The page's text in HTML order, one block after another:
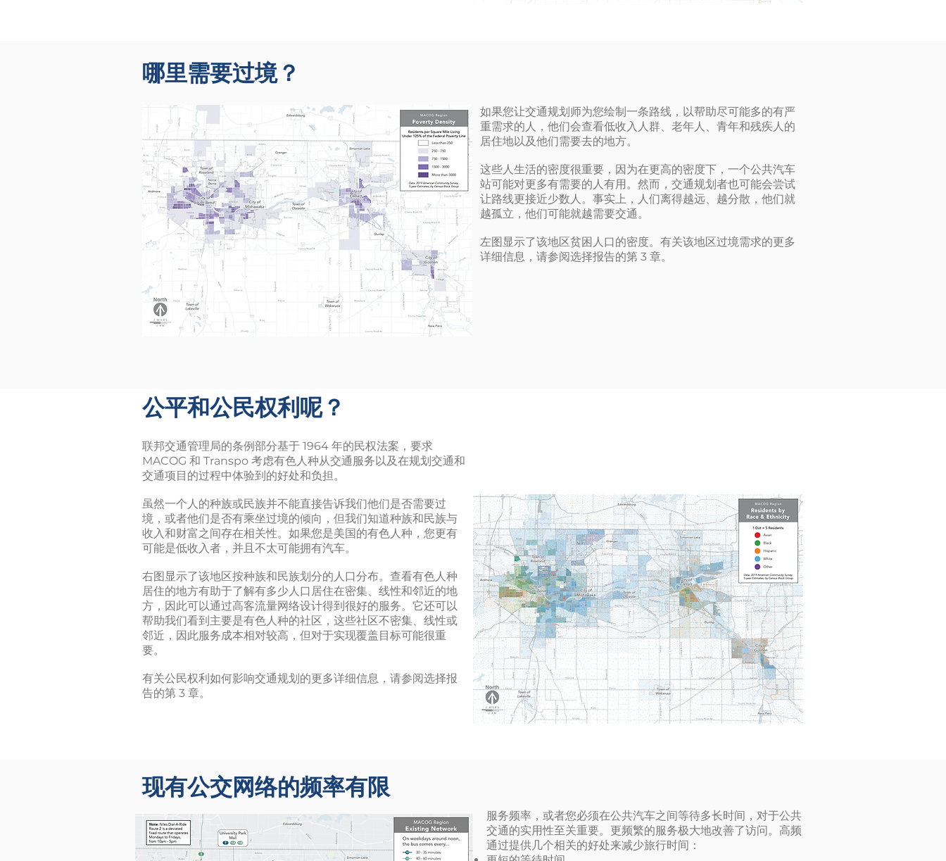
哪里需要过境？
如果您让交通规划师为您绘制一条路线，以帮助尽可能多的有严
重需求的人，他们会查看低收入人群、老年人、青年和残疾人的
居住地以及他们需要去的地方。
这些人生活的密度很重要，因为在更高的密度下，一个公共汽车
站可能对更多有需要的人有用。然而，交通规划者也可能会尝试
让路线更接近少数人。事实上，人们离得越远、越分散，他们就
越孤立，他们可能就越需要交通。
左图显示了该地区贫困人口的密度。有关该地区过境需求的更多
详细信息，请参阅选择报告的第 3 章。
公平和公民权利呢？
联邦交通管理局的条例部分基于 1964 年的民权法案，要求
MACOG 和 Transpo 考虑有色人种从交通服务以及在规划交通和
交通项目的过程中体验到的好处和负担。
虽然一个人的种族或民族并不能直接告诉我们他们是否需要过
境，或者他们是否有乘坐过境的倾向，但我们知道种族和民族与
收入和财富之间存在相关性。如果您是美国的有色人种，您更有
可能是低收入者，并且不太可能拥有汽车。
右图显示了该地区按种族和民族划分的人口分布。查看有色人种
居住的地方有助于了解有多少人口居住在密集、线性和邻近的地
方，因此可以通过高客流量网络设计得到很好的服务。它还可以
帮助我们看到主要是有色人种的社区，这些社区不密集、线性或
邻近，因此服务成本相对较高，但对于实现覆盖目标可能很重
要。
有关公民权利如何影响交通规划的更多详细信息，请参阅选择报
告的第 3 章。
现有公交网络的频率有限
服务频率，或者您必须在公共汽车之间等待多长时间，对于公共
交通的实用性至关重要。更频繁的服务极大地改善了访问。高频
通过提供几个相关的好处来减少旅行时间：